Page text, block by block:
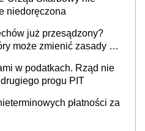
niedoręczona
już przesądzony?
może zmienić zasady gry
w podatkach. Rząd nie
progu PIT
płatności za